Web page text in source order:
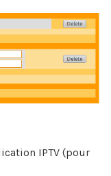
IPTV (pour